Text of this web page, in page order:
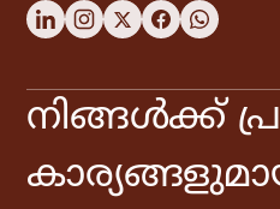
നിങ്ങൾക്ക്